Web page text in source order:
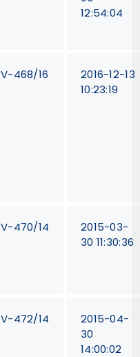
12:54:04
V-468/16
2016-12-13
10:23:19
V-470/14
2015-03-
30 11:30:36
V-472/14
2015-04-
30
14:00:02